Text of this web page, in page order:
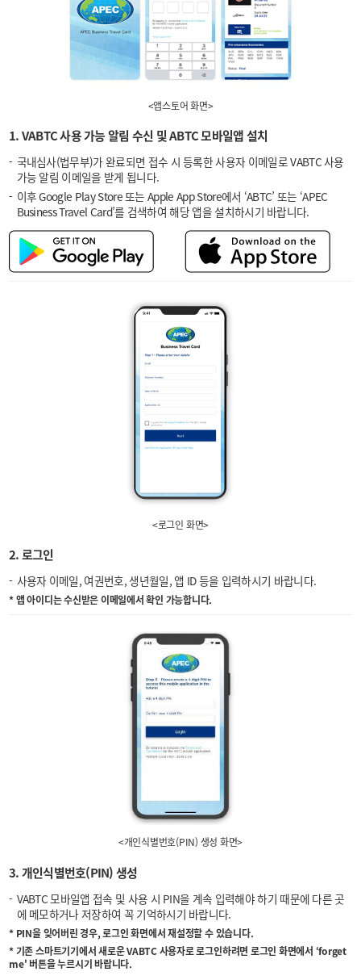
<앱스토어 화면>
1. VABTC 사용 가능 알림 수신 및 ABTC 모바일앱 설치
국내심사(법무부)가 완료되면 접수 시 등록한 사용자 이메일로 VABTC 사용
가능 알림 이메일을 받게 됩니다.
이후 Google Play Store 또는 Apple App Store에서 ‘ABTC’ 또는 ‘APEC
Business Travel Card’를 검색하여 해당 앱을 설치하시기 바랍니다.
<로그인 화면>
2. 로그인
사용자 이메일, 여권번호, 생년월일, 앱 ID 등을 입력하시기 바랍니다.
* 앱 아이디는 수신받은 이메일에서 확인 가능합니다.
<개인식별번호(PIN) 생성 화면>
3. 개인식별번호(PIN) 생성
VABTC 모바일앱 접속 및 사용 시 PIN을 계속 입력해야 하기 때문에 다른 곳
에 메모하거나 저장하여 꼭 기억하시기 바랍니다.
* PIN을 잊어버린 경우, 로그인 화면에서 재설정할 수 있습니다.
* 기존 스마트기기에서 새로운 VABTC 사용자로 로그인하려면 로그인 화면에서 ‘forget
me' 버튼을 누르시기 바랍니다.